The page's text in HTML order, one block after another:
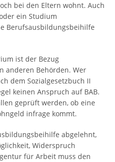
bei den Eltern wohnt. Auch
ein Studium
Berufsausbildungsbeihilfe
ist der Bezug
anderen Behörden. Wer
dem Sozialgesetzbuch II
keinen Anspruch auf BAB.
geprüft werden, ob eine
infrage kommt.
abgelehnt,
Widerspruch
für Arbeit muss den